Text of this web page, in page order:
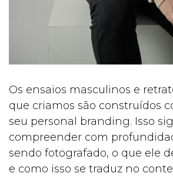
Os ensaios masculinos e
que criamos são construídos
seu personal branding. Isso
compreender com
sendo fotografado, o que ele
e como isso se traduz no